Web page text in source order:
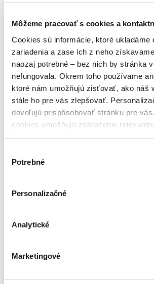
Môžeme pracovať s cookies a
Cookies sú informácie, ktoré ukladáme
zariadenia a zase ich z neho
naozaj potrebné – bez nich by stránka
nefungovala. Okrem toho používame
ktoré nám umožňujú zisťovať, ako náš
stále ho pre vás zlepšovať.
dovoľujú prispôsobovať stránku pre
cookies umožňujú zobrazenie
Niektoré údaje zdieľame aj s tretími
cookies.
súhlasu
Potrebné
Personalizačné
Analytické
Marketingové
,Moleskine(2023)
Tradičný týždenný
na 1,5 roka, ktorý
2023 do decembra
🍎 Vypredané
Moleskine – 18-
plánovací diár
týždenný, stredný,
Tradičný týždenný
na 1,5 roka, ktorý
Moleskine – 18-
,Moleskine(2023)